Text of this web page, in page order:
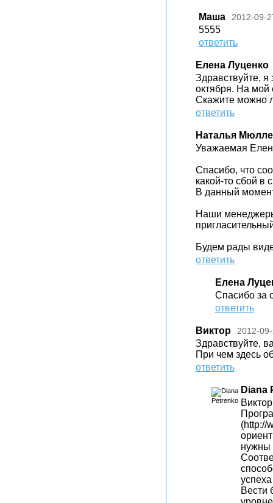
Маша 2012-09-
5555
ответить
Елена Луценко
Здравствуйте,
октября. На мой
Скажите можно
ответить
Наталья
Уважаемая
Спасибо, что
какой-то сбой в
В данный
Наши
Будем рады
ответить
Елена
Спасибо за
ответить
Виктор 2012-
Здравствуйте,
При чем здесь
ответить
Diana
(http://
нужны
Вести